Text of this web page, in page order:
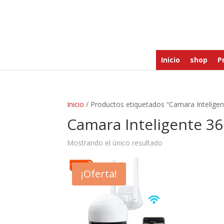
Inicio shop
Inicio / Productos etiquetados “Camara
Camara Inteligente
Mostrando el único resultado
¡Oferta!